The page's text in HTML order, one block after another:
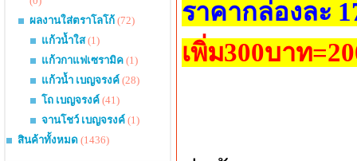
ผลงานใส่ตราโลโก้ (72)
แก้วน้ำใส(1)
แก้วกาแฟเซรามิค (1)
แก้วน้ำ เบญจรงค์ (28)
โถ เบญจรงค์ (41)
จานโชว์ เบญจรงค์ (1)
สินค้าทั้งหมด (1436)
ราคากล่องละ
เพิ่ม300บาท